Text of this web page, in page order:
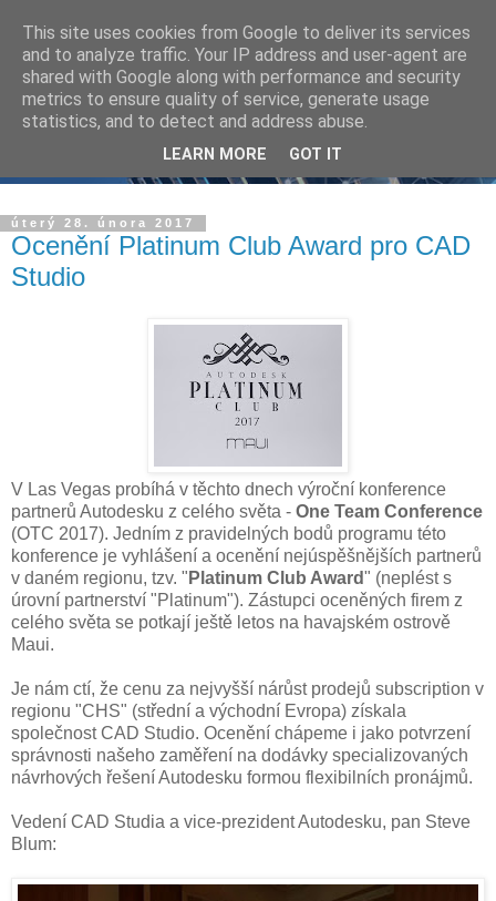
úterý 28. února 2017
Ocenění Platinum Club Award pro CAD
Studio
V Las Vegas probíhá v těchto dnech výroční konference
partnerů Autodesku z celého světa - One Team Conference
(OTC 2017). Jedním z pravidelných bodů programu této
konference je vyhlášení a ocenění nejúspěšnějších partnerů
v daném regionu, tzv. " Platinum Club Award" (neplést s
úrovní partnerství "Platinum"). Zástupci oceněných firem z
celého světa se potkají ještě letos na havajském ostrově
Maui.
Je nám ctí, že cenu za nejvyšší nárůst prodejů subscription v
regionu "CHS" (střední a východní Evropa) získala
společnost CAD Studio. Ocenění chápeme i jako potvrzení
správnosti našeho zaměření na dodávky specializovaných
návrhových řešení Autodesku formou flexibilních pronájmů.
Vedení CAD Studia a vice-prezident Autodesku, pan Steve
Blum:
This site uses cookies from Google to deliver its services
and to analyze traffic. Your IP address and user-agent are
shared with Google along with performance and security
metrics to ensure quality of service, generate usage
statistics, and to detect and address abuse.
LEARN MORE GOT IT